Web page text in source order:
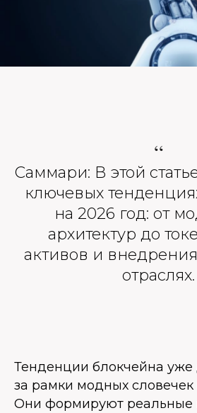
“
Саммари: В этой
ключевых
на 2026 год: от
архитектур до
активов и
отраслях.
Тенденции блокчейна
за рамки модных словечек
Они формируют реальные